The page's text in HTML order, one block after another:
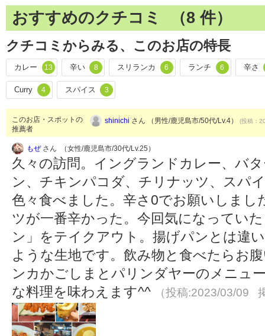
おすすめのクチコミ （8 件）
クチコミからみる、このお店の特長
カレー 13 辛い 8 スリランカ 6 ランチ 6 辛さ
Curry 4 スパイス 3
このお店・スポットの
推薦者
shinichi さん （男性/鹿児島市/50代/Lv.4） (投稿：
もぜさん （女性/鹿児島市/30代/Lv.25）
久々の訪問。イングランドカレー、バ
ン、チキンパコダ、チリナッツ、スパ
色々食べました。辛さ0でお願いしまし
ツが一番辛かった。今回気になってい
ン」をテイクアウト。揚げパンとは違
ような生地です。飲み物と食べたらお
ンカかごしまとパリンダヤーのメニュ
な料理を味わえます^^
（投稿:2023/03/09